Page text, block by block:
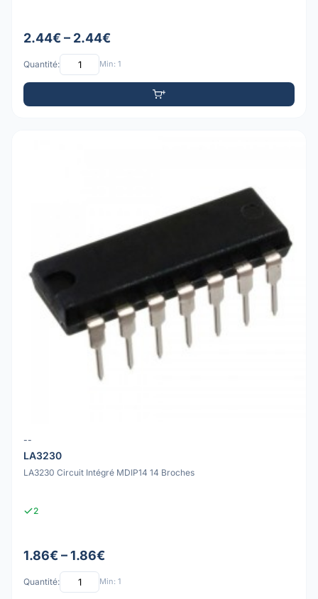
2.44€ – 2.44€
Quantité: Min: 1
--
LA3230
LA3230 Circuit Intégré MDIP14 14 Broches
2
1.86€ – 1.86€
Quantité: Min: 1